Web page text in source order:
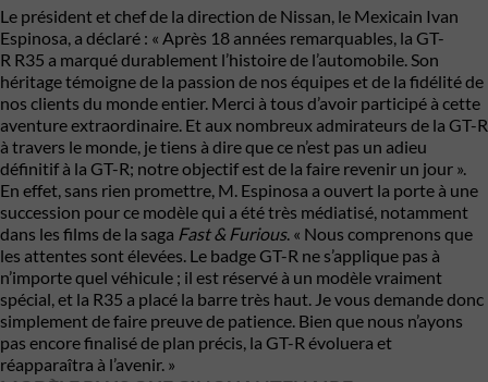
Le président et chef de la direction de Nissan, le Mexicain Ivan
Espinosa, a déclaré : « Après 18 années remarquables, la GT-
R R35 a marqué durablement l’histoire de l’automobile. Son
héritage témoigne de la passion de nos équipes et de la fidélité de
nos clients du monde entier. Merci à tous d’avoir participé à cette
aventure extraordinaire. Et aux nombreux admirateurs de la GT-R
à travers le monde, je tiens à dire que ce n’est pas un adieu
définitif à la GT-R; notre objectif est de la faire revenir un jour ».
En effet, sans rien promettre, M. Espinosa a ouvert la porte à une
succession pour ce modèle qui a été très médiatisé, notamment
dans les films de la saga Fast & Furious. « Nous comprenons que
les attentes sont élevées. Le badge GT-R ne s’applique pas à
n’importe quel véhicule ; il est réservé à un modèle vraiment
spécial, et la R35 a placé la barre très haut. Je vous demande donc
simplement de faire preuve de patience. Bien que nous n’ayons
pas encore finalisé de plan précis, la GT-R évoluera et
réapparaîtra à l’avenir. »